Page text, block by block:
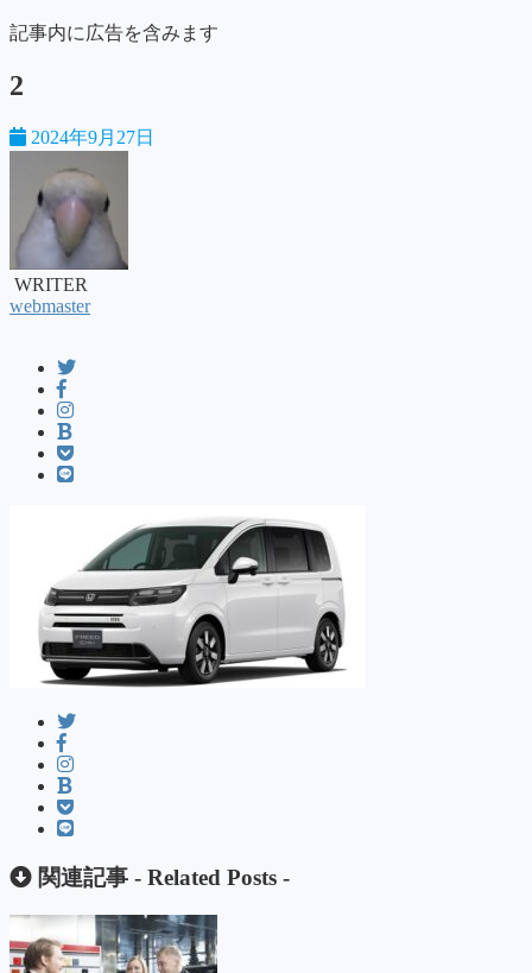
記事内に広告を含みます
2
2024年9月27日
WRITER
webmaster
関連記事 - Related Posts -